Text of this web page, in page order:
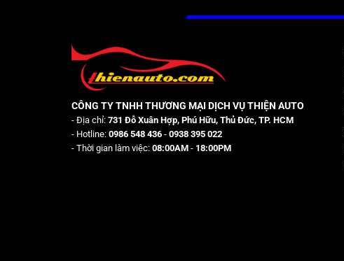
CÔNG TY TNHH THƯƠNG MẠI DỊCH VỤ THIỆN AUTO
- Địa chỉ: 731 Đỗ Xuân Hợp, Phú Hữu, Thủ Đức, TP. HCM
- Hotline: 0986 548 436 - 0938 395 022
- Thời gian làm việc: 08:00AM - 18:00PM